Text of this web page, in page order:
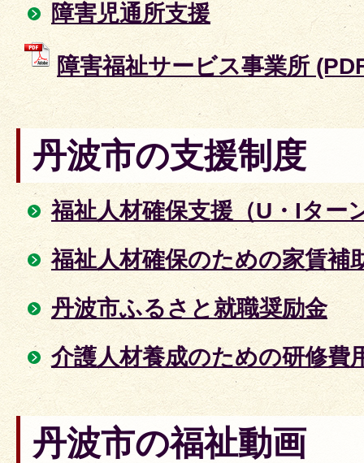
障害児通所支援
障害福祉サービス事業所
丹波市の支援制度
福祉人材確保支援（U・Iター
福祉人材確保のための家賃補
丹波市ふるさと就職奨励金
介護人材養成のための研修費
丹波市の福祉動画